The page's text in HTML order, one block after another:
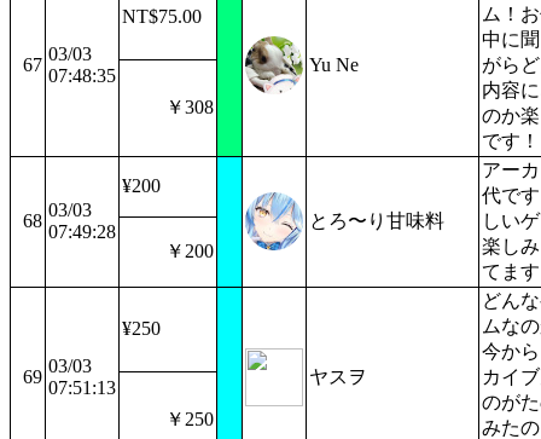
67
03/03
07:48:35
NT$75.00
Yu Ne
ム！
中に
がら
内容
のか
です！
￥308
68
03/03
07:49:28
¥200
とろ〜り甘味料
アー
代で
しい
楽し
てま
￥200
69
03/03
07:51:13
¥250
ヤスヲ
どん
ムな
今か
カイ
のが
みた
￥250